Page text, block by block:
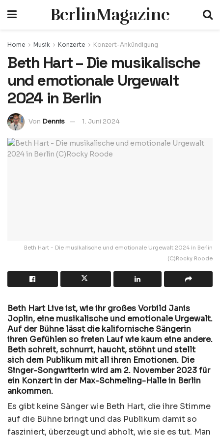
BerlinMagazine
Home Musik Konzerte Konzert-Ankündigung
Beth Hart – Die musikalische
und emotionale Urgewalt
2024 in Berlin
Von Dennis 1. Juni 2024
Beth Hart - Die musikalische und emotionale Urgewalt 2024 in Berlin
(C)Rocky Roode
Beth Hart Live ist, wie ihr großes Vorbild Janis
Joplin, eine musikalische und emotionale Urgewalt.
Auf der Bühne lässt die kalifornische Sängerin
ihren Gefühlen so freien Lauf wie kaum eine andere.
Beth schreit, schnurrt, haucht, stöhnt und stellt
sich dem Publikum mit all ihren Emotionen. Die
Singer-Songwriterin wird am 2. November 2023 für
ein Konzert in der Max-Schmeling-Halle in Berlin
ankommen.
Es gibt keine Sänger wie Beth Hart, die ihre Stimme
auf die Bühne bringt und das Publikum damit so
fasziniert, überzeugt und abholt, wie sie es tut. Man